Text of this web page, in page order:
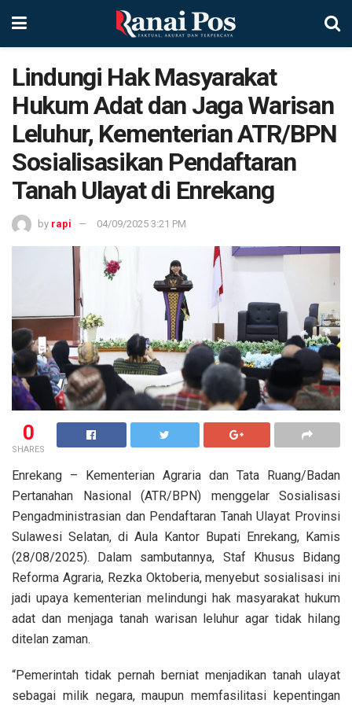
Lindungi Hak Masyarakat
Hukum Adat dan Jaga Warisan
Leluhur, Kementerian ATR/BPN
Sosialisasikan Pendaftaran
Tanah Ulayat di Enrekang
by rapi 04/09/2025 3:21 PM
0
SHARES
Enrekang – Kementerian Agraria dan Tata Ruang/Badan
Pertanahan Nasional (ATR/BPN) menggelar Sosialisasi
Pengadministrasian dan Pendaftaran Tanah Ulayat Provinsi
Sulawesi Selatan, di Aula Kantor Bupati Enrekang, Kamis
(28/08/2025). Dalam sambutannya, Staf Khusus Bidang
Reforma Agraria, Rezka Oktoberia, menyebut sosialisasi ini
jadi upaya kementerian melindungi hak masyarakat hukum
adat dan menjaga tanah warisan leluhur agar tidak hilang
ditelan zaman.
“Pemerintah tidak pernah berniat menjadikan tanah ulayat
sebagai milik negara, maupun memfasilitasi kepentingan